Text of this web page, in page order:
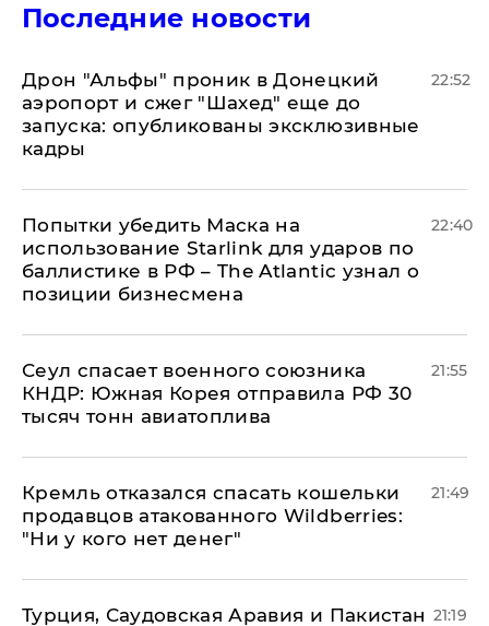
Последние новости
Дрон "Альфы" проник в Донецкий
аэропорт и сжег "Шахед" еще до
запуска: опубликованы эксклюзивные
кадры
22:52
Попытки убедить Маска на
использование Starlink для ударов по
баллистике в РФ – The Atlantic узнал о
позиции бизнесмена
22:40
​Сеул спасает военного союзника
КНДР: Южная Корея отправила РФ 30
тысяч тонн авиатоплива
21:55
Кремль отказался спасать кошельки
продавцов атакованного Wildberries:
"Ни у кого нет денег"
21:49
Турция, Саудовская Аравия и Пакистан 21:19